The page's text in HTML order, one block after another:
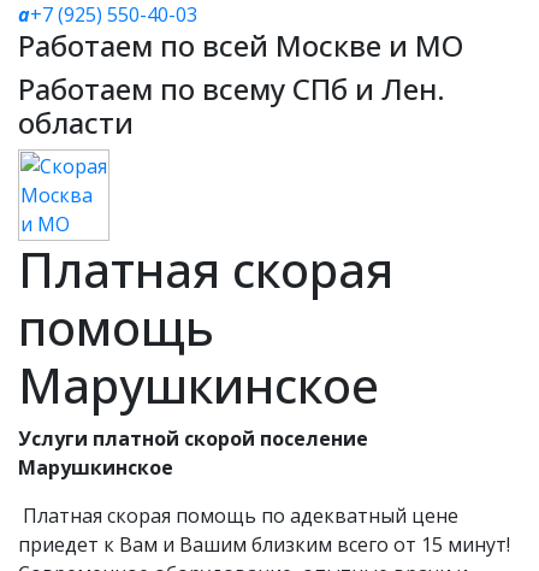
a+7 (925) 550-40-03
Работаем по всей Москве и МО
Работаем по всему СПб и Лен.
области
Платная скорая
помощь
Марушкинское
Услуги платной скорой поселение
Марушкинское
Платная скорая помощь по адекватный цене
приедет к Вам и Вашим близким всего от 15 минут!